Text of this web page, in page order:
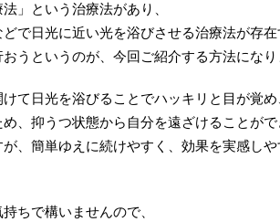
」という治療法があり、
で日光に近い光を浴びさせる治療法が存在
うというのが、今回ご紹介する方法になり
て日光を浴びることでハッキリと目が覚め
、抑うつ状態から自分を遠ざけることがで
、簡単ゆえに続けやすく、効果を実感しや
ちで構いませんので、